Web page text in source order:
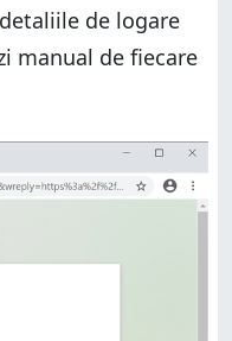
de logare
manual de fiecare